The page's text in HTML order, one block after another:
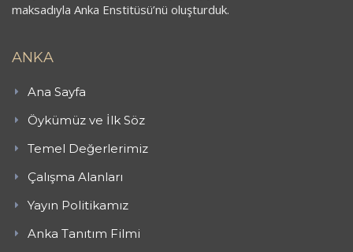
maksadıyla Anka Enstitüsü’nü oluşturduk.
ANKA
Ana Sayfa
Öykümüz ve İlk Söz
Temel Değerlerimiz
Çalışma Alanları
Yayın Politikamız
Anka Tanıtım Filmi